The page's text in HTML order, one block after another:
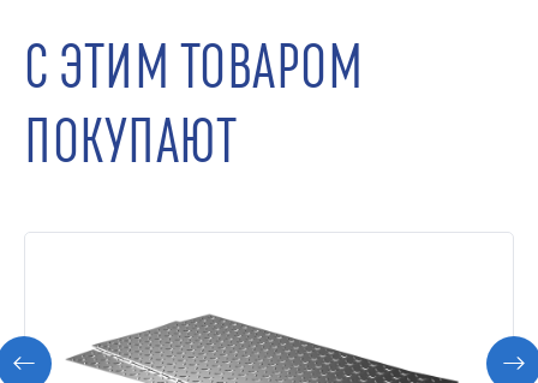
С ЭТИМ ТОВАРОМ
ПОКУПАЮТ